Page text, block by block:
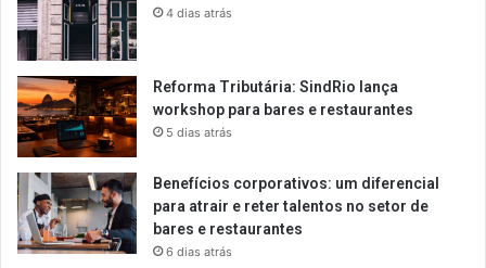
4 dias atrás
Reforma Tributária: SindRio lança
workshop para bares e restaurantes
5 dias atrás
Benefícios corporativos: um diferencial
para atrair e reter talentos no setor de
bares e restaurantes
6 dias atrás